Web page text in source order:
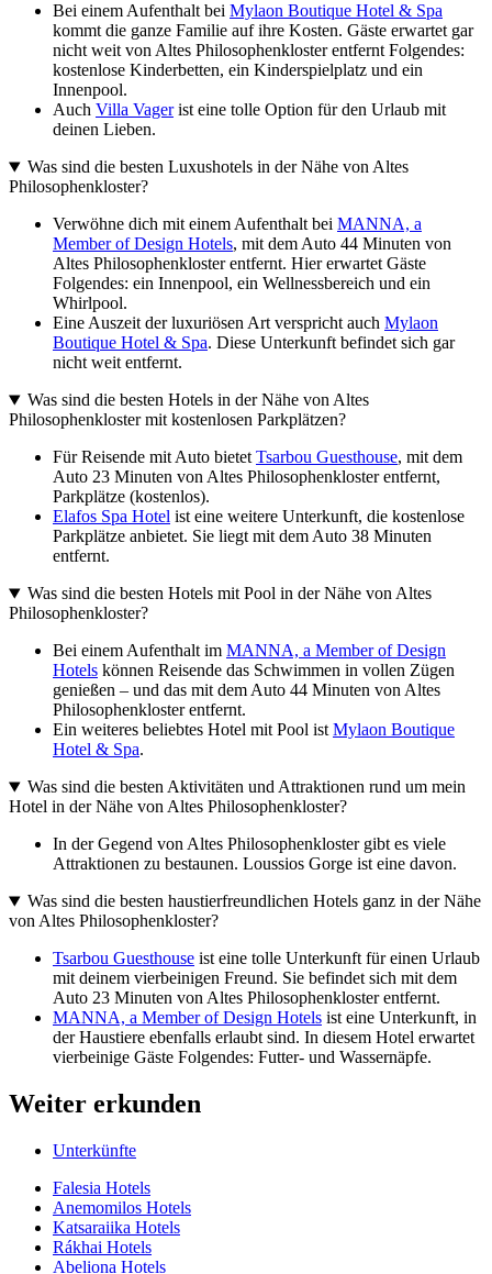
Bei einem Aufenthalt bei Mylaon Boutique Hotel & Spa
kommt die ganze Familie auf ihre Kosten. Gäste erwartet gar
nicht weit von Altes Philosophenkloster entfernt Folgendes:
kostenlose Kinderbetten, ein Kinderspielplatz und ein
Innenpool.
Auch Villa Vagerist eine tolle Option für den Urlaub mit
deinen Lieben.
Was sind die besten Luxushotels in der Nähe von Altes
Philosophenkloster?
Verwöhne dich mit einem Aufenthalt bei MANNA, a
Member of Design Hotels, mit dem Auto 44 Minuten von
Altes Philosophenkloster entfernt. Hier erwartet Gäste
Folgendes: ein Innenpool, ein Wellnessbereich und ein
Whirlpool.
Eine Auszeit der luxuriösen Art verspricht auch Mylaon
Boutique Hotel & Spa. Diese Unterkunft befindet sich gar
nicht weit entfernt.
Was sind die besten Hotels in der Nähe von Altes
Philosophenkloster mit kostenlosen Parkplätzen?
Für Reisende mit Auto bietet Tsarbou Guesthouse, mit dem
Auto 23 Minuten von Altes Philosophenkloster entfernt,
Parkplätze (kostenlos).
Elafos Spa Hotel ist eine weitere Unterkunft, die kostenlose
Parkplätze anbietet. Sie liegt mit dem Auto 38 Minuten
entfernt.
Was sind die besten Hotels mit Pool in der Nähe von Altes
Philosophenkloster?
Bei einem Aufenthalt im MANNA, a Member of Design
Hotels können Reisende das Schwimmen in vollen Zügen
genießen – und das mit dem Auto 44 Minuten von Altes
Philosophenkloster entfernt.
Ein weiteres beliebtes Hotel mit Pool ist Mylaon Boutique
Hotel & Spa.
Was sind die besten Aktivitäten und Attraktionen rund um mein
Hotel in der Nähe von Altes Philosophenkloster?
In der Gegend von Altes Philosophenkloster gibt es viele
Attraktionen zu bestaunen. Loussios Gorge ist eine davon.
Was sind die besten haustierfreundlichen Hotels ganz in der Nähe
von Altes Philosophenkloster?
Tsarbou Guesthouse ist eine tolle Unterkunft für einen Urlaub
mit deinem vierbeinigen Freund. Sie befindet sich mit dem
Auto 23 Minuten von Altes Philosophenkloster entfernt.
MANNA, a Member of Design Hotels ist eine Unterkunft, in
der Haustiere ebenfalls erlaubt sind. In diesem Hotel erwartet
vierbeinige Gäste Folgendes: Futter- und Wassernäpfe.
Weiter erkunden
Unterkünfte
Falesia Hotels
Anemomilos Hotels
Katsaraiika Hotels
Rákhai Hotels
Abeliona Hotels